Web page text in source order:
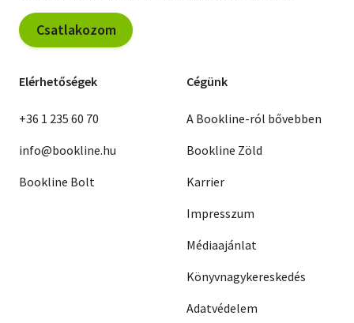
Csatlakozom
Elérhetőségek
+36 1 235 60 70
info@bookline.hu
Bookline Bolt
Cégünk
A Bookline-ról bővebben
Bookline Zöld
Karrier
Impresszum
Médiaajánlat
Könyvnagykereskedés
Adatvédelem